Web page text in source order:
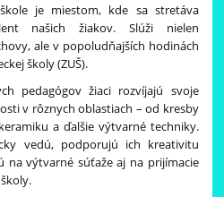
je miestom, kde sa stretáva
našich žiakov. Slúži nielen
ale v popoludňajších hodinách
školy (ZUŠ).
pedagógov žiaci rozvíjajú svoje
v rôznych oblastiach – od kresby
a ďalšie výtvarné techniky.
vedú, podporujú ich kreativitu
na výtvarné súťaže aj na prijímacie